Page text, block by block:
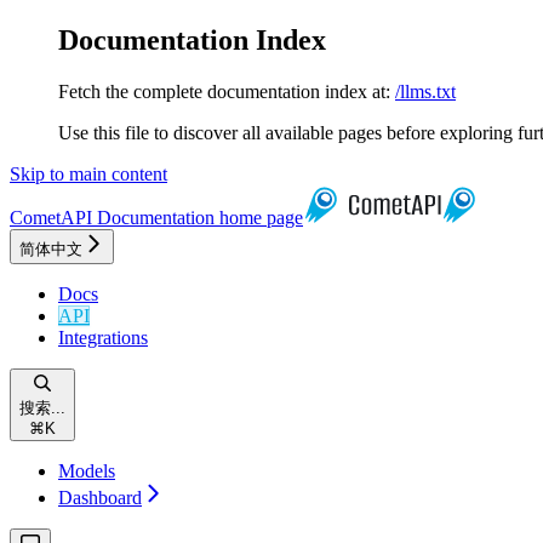
Documentation Index
Fetch the complete documentation index at: /llms.txt
Use this file to discover all available pages before exploring
Skip to main content
CometAPI Documentation home page
简体中文
Docs
API
Integrations
搜索...
⌘ K
Models
Dashboard